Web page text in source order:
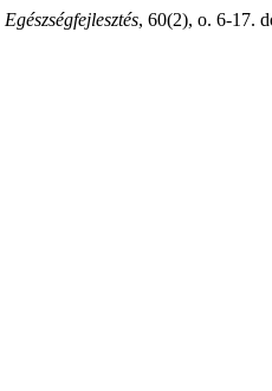
Egészségfejlesztés, 60(2), o. 6-17.